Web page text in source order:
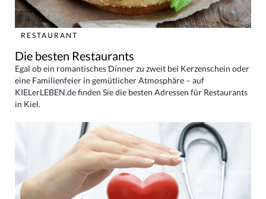
RESTAURANT
Die besten Restaurants
Egal ob ein romantisches Dinner zu zweit bei Kerzenschein oder
eine Familienfeier in gemütlicher Atmosphäre – auf
KIELerLEBEN.de finden Sie die besten Adressen für Restaurants
in Kiel.